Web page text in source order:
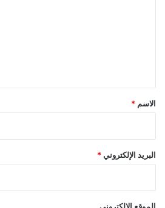
*
الاسم *
البريد الإلكتروني *